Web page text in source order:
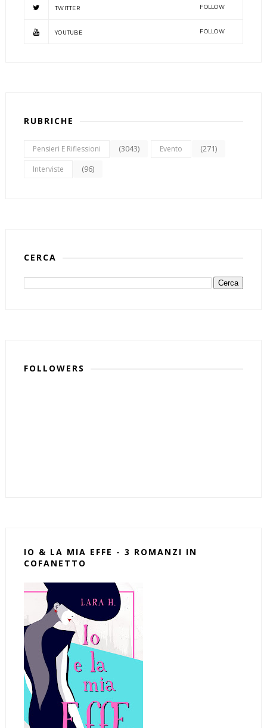
TWITTER FOLLOW
YOUTUBE FOLLOW
RUBRICHE
Pensieri E Riflessioni (3043) Evento (271)
Interviste (96)
CERCA
FOLLOWERS
IO & LA MIA EFFE - 3 ROMANZI IN
COFANETTO